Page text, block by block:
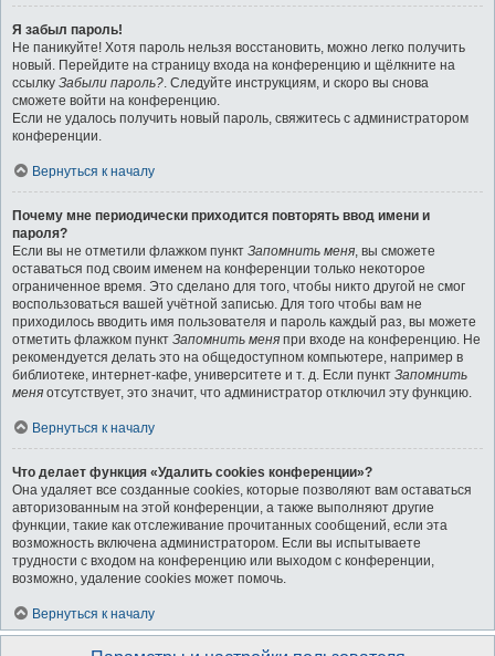
Я забыл пароль!
Не паникуйте! Хотя пароль нельзя восстановить, можно легко получить
новый. Перейдите на страницу входа на конференцию и щёлкните на
ссылку Забыли пароль?. Следуйте инструкциям, и скоро вы снова
сможете войти на конференцию.
Если не удалось получить новый пароль, свяжитесь с администратором
конференции.
Вернуться к началу
Почему мне периодически приходится повторять ввод имени и
пароля?
Если вы не отметили флажком пункт Запомнить меня, вы сможете
оставаться под своим именем на конференции только некоторое
ограниченное время. Это сделано для того, чтобы никто другой не смог
воспользоваться вашей учётной записью. Для того чтобы вам не
приходилось вводить имя пользователя и пароль каждый раз, вы можете
отметить флажком пункт Запомнить меня при входе на конференцию. Не
рекомендуется делать это на общедоступном компьютере, например в
библиотеке, интернет-кафе, университете и т. д. Если пункт Запомнить
меня отсутствует, это значит, что администратор отключил эту функцию.
Вернуться к началу
Что делает функция «Удалить cookies конференции»?
Она удаляет все созданные cookies, которые позволяют вам оставаться
авторизованным на этой конференции, а также выполняют другие
функции, такие как отслеживание прочитанных сообщений, если эта
возможность включена администратором. Если вы испытываете
трудности с входом на конференцию или выходом с конференции,
возможно, удаление cookies может помочь.
Вернуться к началу